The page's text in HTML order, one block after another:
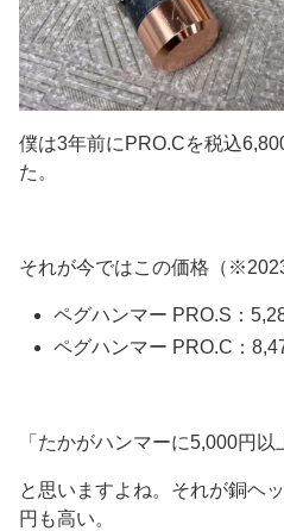
僕は3年前にPRO.Cを税込
た。
それが今ではこの価格（
ペグハンマー PRO.S：
ペグハンマー PRO.C：
「たかがハンマーに5,000円以
と思いますよね。それが銅ヘ
円も高い。